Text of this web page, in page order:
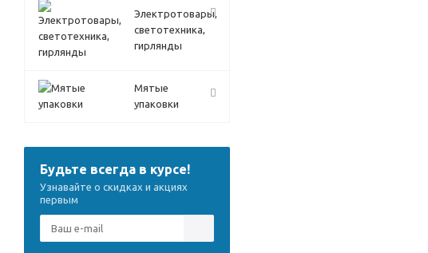
Электротовары,
светотехника,
гирлянды
Мятые
упаковки
Будьте всегда в курсе!
Узнавайте о скидках и акциях
первым